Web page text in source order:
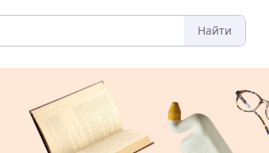
Найти